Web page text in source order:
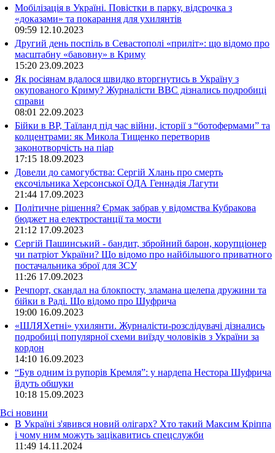
Мобілізація в Україні. Повістки в парку, відсрочка з
«доказами» та покарання для ухилянтів
09:59 12.10.2023
Другий день поспіль в Севастополі «приліт»: що відомо про
масштабну «бавовну» в Криму
15:20 23.09.2023
Як росіянам вдалося швидко вторгнутись в Україну з
окупованого Криму? Журналісти ВВС дізнались подробиці
справи
08:01 22.09.2023
Бійки в ВР, Таїланд під час війни, історії з “ботофермами” та
колцентрами: як Микола Тищенко перетворив
законотворчість на піар
17:15 18.09.2023
Довели до самогубства: Сергій Хлань про смерть
ексочільника Херсонської ОДА Геннадія Лагути
21:44 17.09.2023
Політичне рішення? Єрмак забрав у відомства Кубракова
бюджет на електростанції та мости
21:12 17.09.2023
Сергій Пашинський - бандит, збройний барон, корупціонер
чи патріот України? Що відомо про найбільшого приватного
постачальника зброї для ЗСУ
11:26 17.09.2023
Речпорт, скандал на блокпосту, зламана щелепа дружини та
бійки в Раді. Що відомо про Шуфрича
19:00 16.09.2023
«ШЛЯХетні» ухилянти. Журналісти-розслідувачі дізнались
подробиці популярної схеми виїзду чоловіків з України за
кордон
14:10 16.09.2023
“Був одним із рупорів Кремля”: у нардепа Нестора Шуфрича
йдуть обшуки
10:18 15.09.2023
Всі новини
В Україні з'явився новий олігарх? Хто такий Максим Кріппа
і чому ним можуть зацікавитись спецслужби
11:49 14.11.2024